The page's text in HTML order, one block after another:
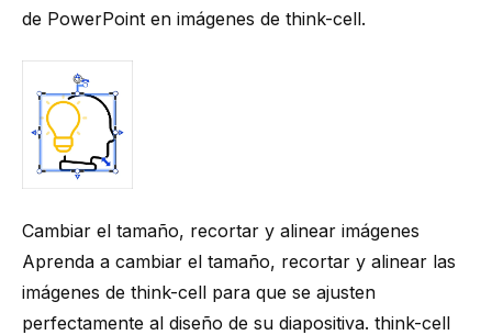
de PowerPoint en imágenes de think-cell.
Cambiar el tamaño, recortar y alinear imágenes
Aprenda a cambiar el tamaño, recortar y alinear las
imágenes de think-cell para que se ajusten
perfectamente al diseño de su diapositiva. think-cell